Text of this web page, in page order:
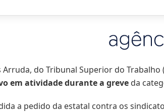
do Tribunal Superior do Trabalho
em atividade durante a greve da
a pedido da estatal contra os